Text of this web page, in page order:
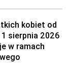
kobiet od
sierpnia 2026
w ramach